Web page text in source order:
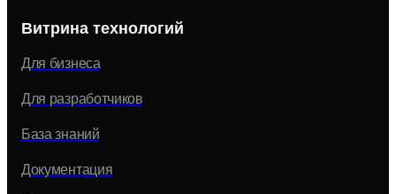
Витрина технологий
Для бизнеса
Для разработчиков
База знаний
Документация